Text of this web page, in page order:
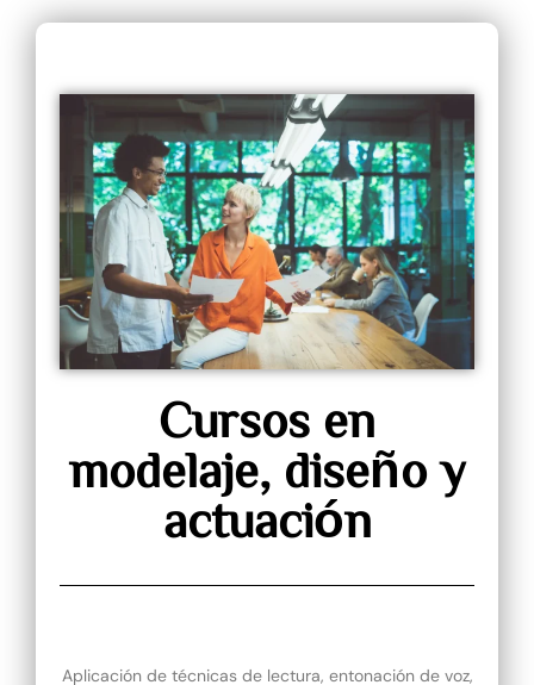
Cursos en
modelaje, diseño y
actuación
Aplicación de técnicas de lectura, entonación de voz,